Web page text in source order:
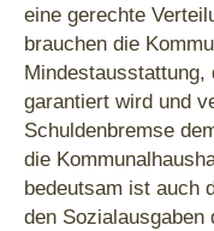
eine gerechte
brauchen die
garantiert wird und
Schuldenbremse
die
bedeutsam ist auch
den Sozialausgaben